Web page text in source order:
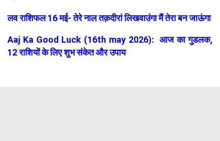
लव राशिफल 16 मई- तेरे नाल तक़दीरां लिखवाउंगा मैं तेरा बन जाऊंगा
Aaj Ka Good Luck (16th may 2026): आज का गुडलक,
12 राशियों के लिए शुभ संकेत और उपाय